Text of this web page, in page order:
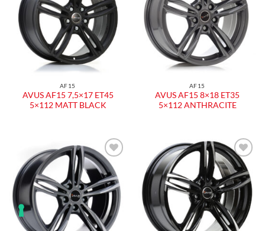
AF15
AVUS AF15 7,5×17 ET45
5×112 MATT BLACK
AF15
AVUS AF15 8×18 ET35
5×112 ANTHRACITE